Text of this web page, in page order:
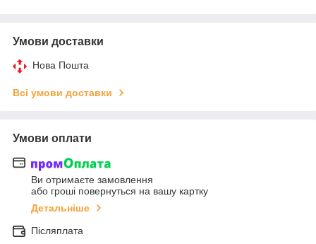
Умови доставки
Нова Пошта
Всі умови доставки
Умови оплати
Ви отримаєте замовлення
або гроші повернуться на вашу картку
Детальніше
Післяплата